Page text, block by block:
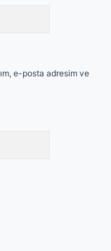
e-posta adresim ve